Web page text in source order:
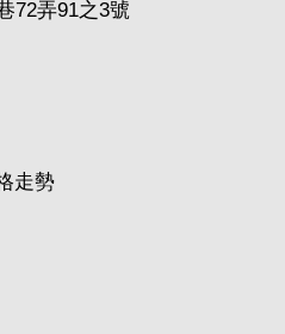
72弄91之3號
走勢